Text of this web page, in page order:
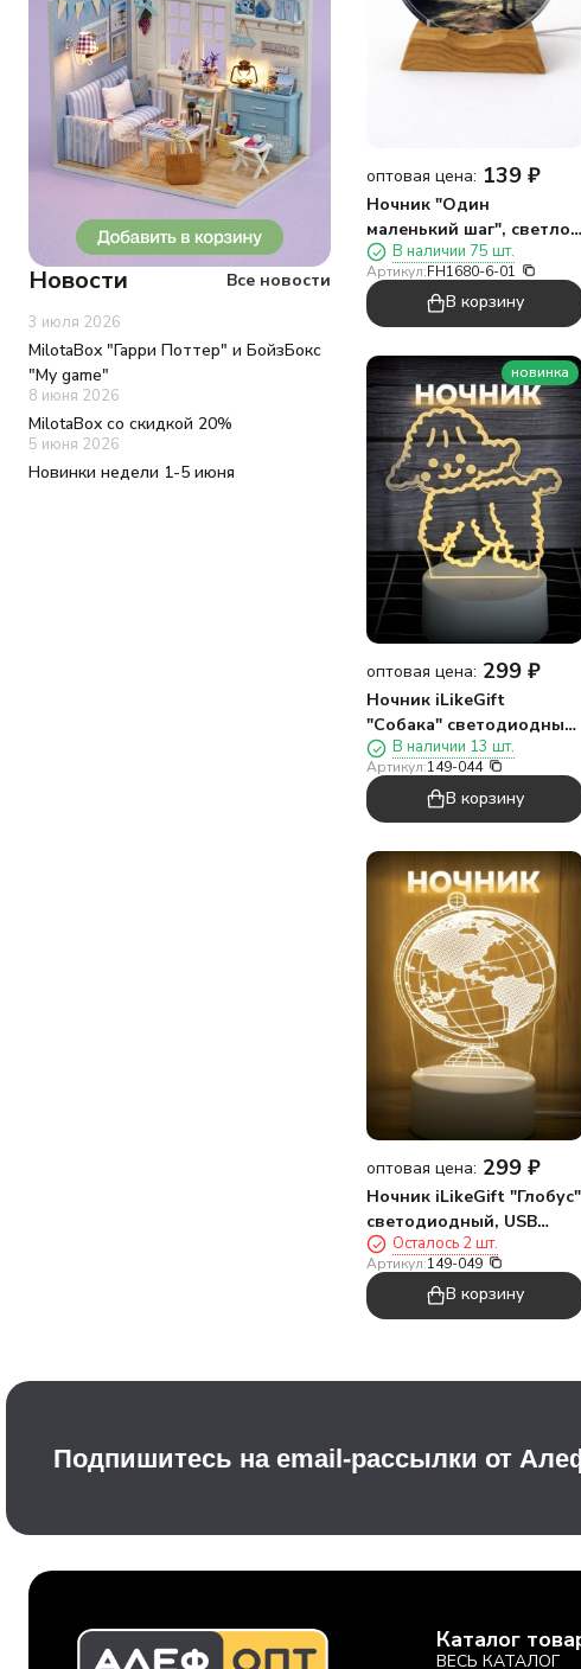
оптовая цена: 139 ₽
Ночник "Один
маленький шаг", светлое
дерево (8,7*6,7 см)
В наличии 75 шт.
Артикул:FH1680-6-01
В корзину
новинка
оптовая цена: 299 ₽
Ночник iLikeGift
"Собака" светодиодный,
USB (9х18 см)
В наличии 13 шт.
Артикул:149-044
В корзину
оптовая цена: 299 ₽
Ночник iLikeGift "Глобус"
светодиодный, USB
(9х18 см)
Осталось 2 шт.
Артикул:149-049
В корзину
Новости Все новости
3 июля 2026
MilotaBox "Гарри Поттер" и БойзБокс
"My game"
8 июня 2026
MilotaBox со скидкой 20%
5 июня 2026
Новинки недели 1-5 июня
Подпишитесь на email-рассылки от
Каталог
ВЕСЬ КАТАЛОГ